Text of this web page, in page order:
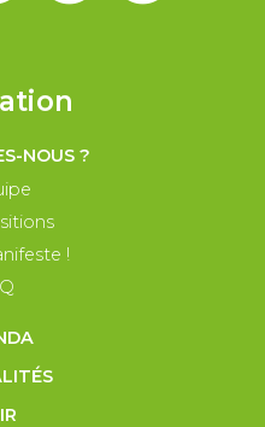
NOUS ?
!